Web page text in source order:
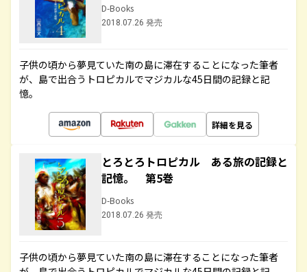
D-Books
2018.07.26 発売
子供の頃から夢見ていた南の島に滞在することになった筆者
が、島で出合うトロピカルでマジカルな45日間の記録と記
憶。
詳細を見る
とろとろトロピカル ある旅の記録と
記憶。 第5巻
D-Books
2018.07.26 発売
子供の頃から夢見ていた南の島に滞在することになった筆者